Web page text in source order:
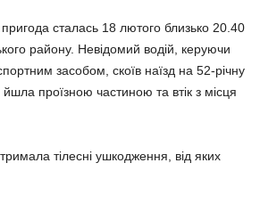
сталась 18 лютого близько 20.40
району. Невідомий водій, керуючи
засобом, скоїв наїзд на 52-річну
проїзною частиною та втік з місця
тілесні ушкодження, від яких